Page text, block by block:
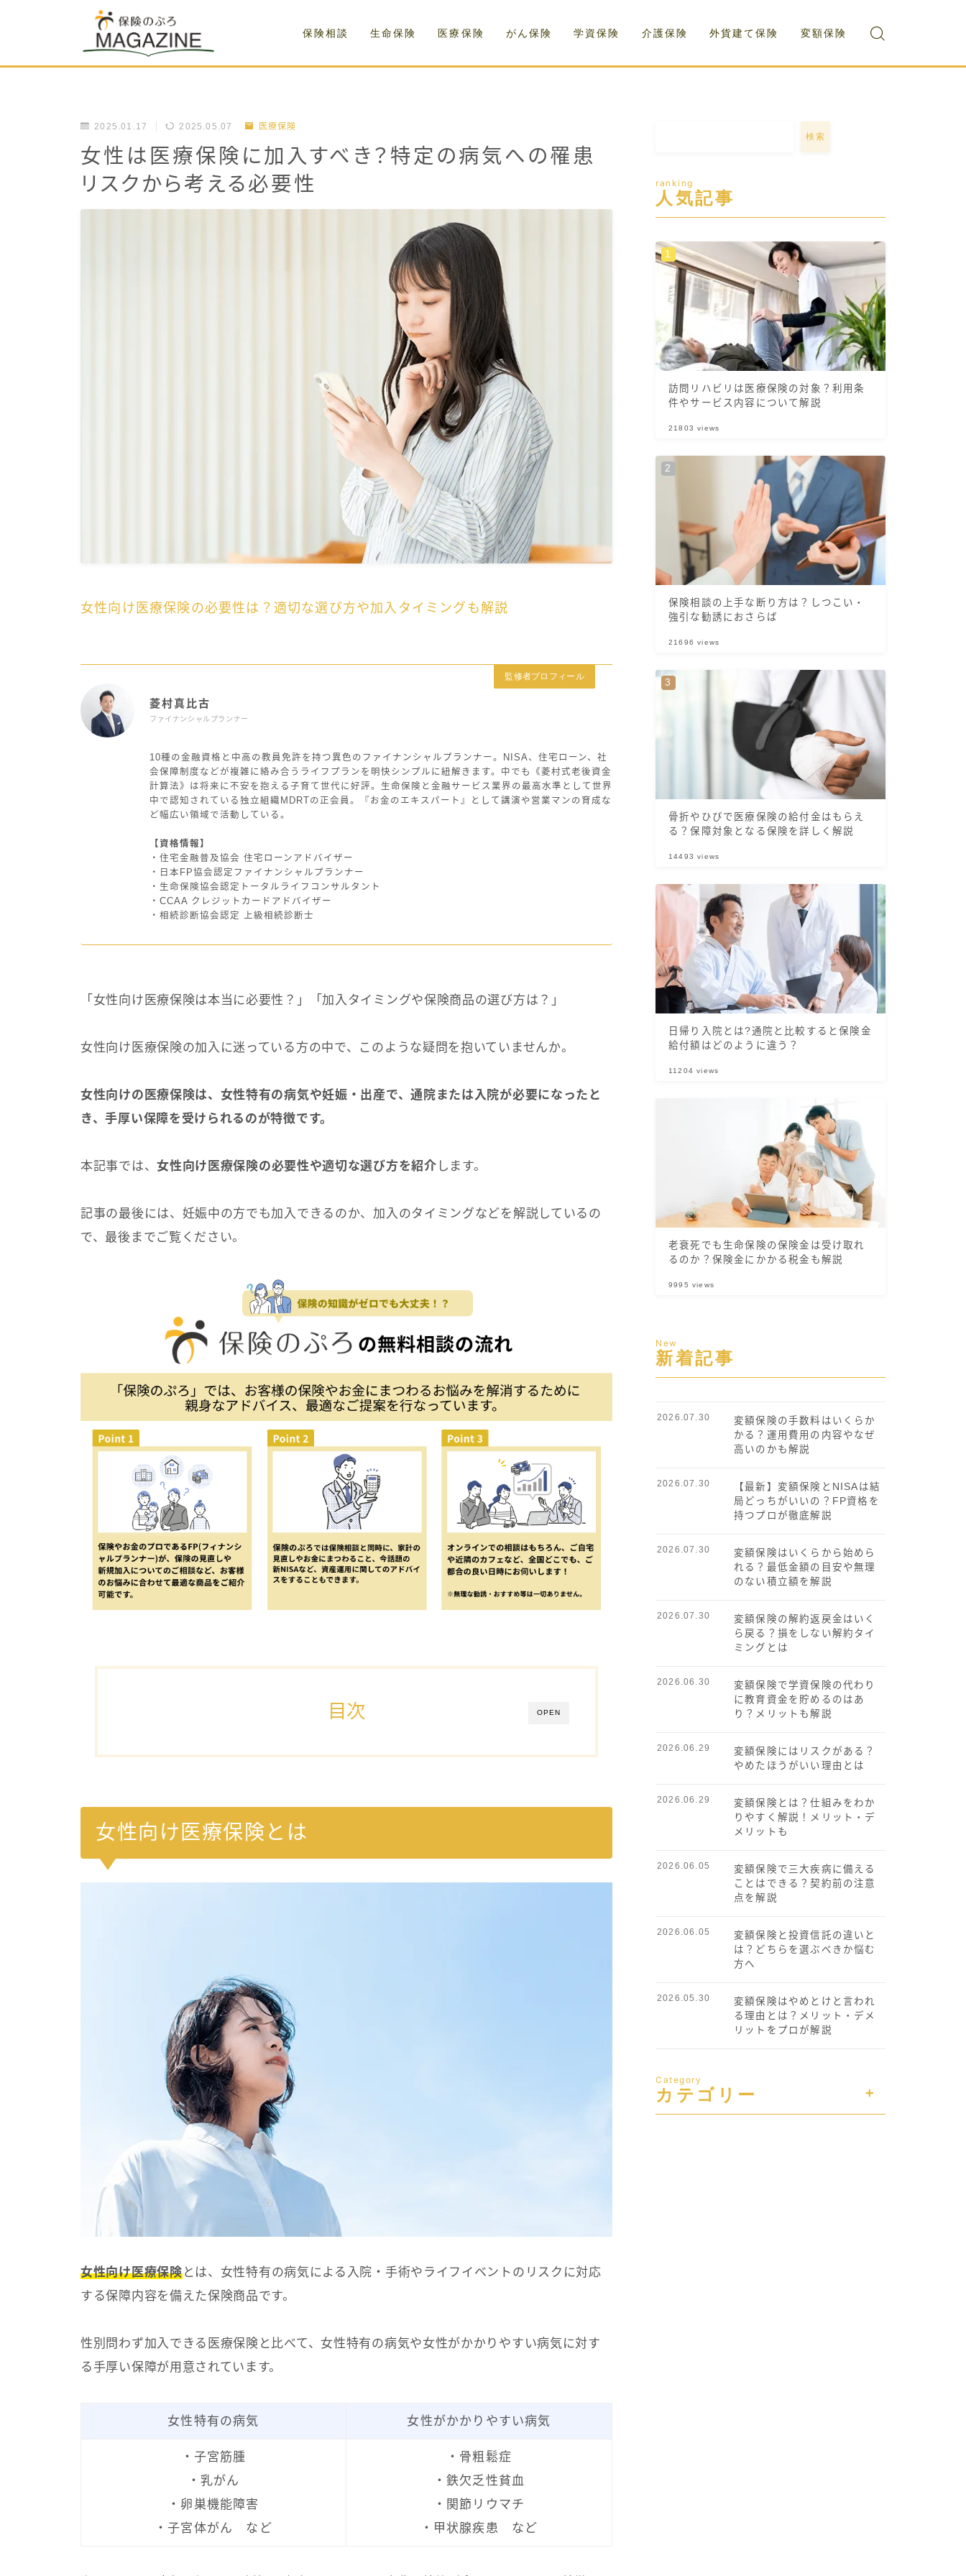
保険相談 生命保険 医療保険 がん保険 学資保険 介護保険 外貨建て保険 変額保険
2025.01.17 2025.05.07 医療保険
女性は医療保険に加入すべき？特定の病気への罹患
リスクから考える必要性
女性向け医療保険の必要性は？適切な選び方や加入タイミングも解説
監修者プロフィール
菱村真比古
ファイナンシャルプランナー
10種の金融資格と中高の教員免許を持つ異色のファイナンシャルプランナー。NISA、住宅ローン、社
会保障制度などが複雑に絡み合うライフプランを明快シンプルに紐解きます。中でも《菱村式老後資金
計算法》は将来に不安を抱える子育て世代に好評。生命保険と金融サービス業界の最高水準として世界
中で認知されている独立組織MDRTの正会員。『お金のエキスパート』として講演や営業マンの育成な
ど幅広い領域で活動している。
【資格情報】
・住宅金融普及協会 住宅ローンアドバイザー
・日本FP協会認定ファイナンシャルプランナー
・生命保険協会認定トータルライフコンサルタント
・CCAA クレジットカードアドバイザー
・相続診断協会認定 上級相続診断士
「女性向け医療保険は本当に必要性？」「加入タイミングや保険商品の選び方は？」
女性向け医療保険の加入に迷っている方の中で、このような疑問を抱いていませんか。
女性向けの医療保険は、女性特有の病気や妊娠・出産で、通院または入院が必要になったと
き、手厚い保障を受けられるのが特徴です。
本記事では、女性向け医療保険の必要性や適切な選び方を紹介 します。
記事の最後には、妊娠中の方でも加入できるのか、加入のタイミングなどを解説しているの
で、最後までご覧ください。
OPEN
目次
女性向け医療保険とは
女性向け医療保険とは、女性特有の病気による入院・手術やライフイベントのリスクに対応
する保障内容を備えた保険商品です。
性別問わず加入できる医療保険と比べて、女性特有の病気や女性がかかりやすい病気に対す
る手厚い保障が用意されています。
女性特有の病気 女性がかかりやすい病気
・子宮筋腫
・乳がん
・卵巣機能障害
・子宮体がん など
・骨粗鬆症
・鉄欠乏性貧血
・関節リウマチ
・甲状腺疾患 など
検索
ranking
人気記事
訪問リハビリは医療保険の対象？利用条
件やサービス内容について解説
21803 views
保険相談の上手な断り方は？しつこい・
強引な勧誘におさらば
21696 views
骨折やひびで医療保険の給付金はもらえ
る？保障対象となる保険を詳しく解説
14493 views
日帰り入院とは?通院と比較すると保険金
給付額はどのように違う？
11204 views
老衰死でも生命保険の保険金は受け取れ
るのか？保険金にかかる税金も解説
9995 views
New
新着記事
変額保険の手数料はいくらか
かる？運用費用の内容やなぜ
高いのかも解説
2026.07.30
【最新】変額保険とNISAは結
局どっちがいいの？FP資格を
持つプロが徹底解説
2026.07.30
変額保険はいくらから始めら
れる？最低金額の目安や無理
のない積立額を解説
2026.07.30
変額保険の解約返戻金はいく
ら戻る？損をしない解約タイ
ミングとは
2026.07.30
変額保険で学資保険の代わり
に教育資金を貯めるのはあ
り？メリットも解説
2026.06.30
変額保険にはリスクがある？
やめたほうがいい理由とは
2026.06.29
変額保険とは？仕組みをわか
りやすく解説！メリット・デ
メリットも
2026.06.29
変額保険で三大疾病に備える
ことはできる？契約前の注意
点を解説
2026.06.05
変額保険と投資信託の違いと
は？どちらを選ぶべきか悩む
方へ
2026.06.05
変額保険はやめとけと言われ
る理由とは？メリット・デメ
リットをプロが解説
2026.05.30
Category
カテゴリー